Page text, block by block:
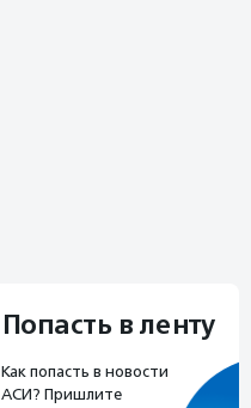
Попасть в ленту
Как попасть в новости
АСИ? Пришлите